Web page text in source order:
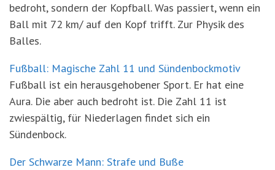
bedroht, sondern der Kopfball. Was passiert, wenn ein
Ball mit 72 km/ auf den Kopf trifft. Zur Physik des
Balles.
Fußball: Magische Zahl 11 und Sündenbockmotiv
Fußball ist ein herausgehobener Sport. Er hat eine
Aura. Die aber auch bedroht ist. Die Zahl 11 ist
zwiespältig, für Niederlagen findet sich ein
Sündenbock.
Der Schwarze Mann: Strafe und Buße